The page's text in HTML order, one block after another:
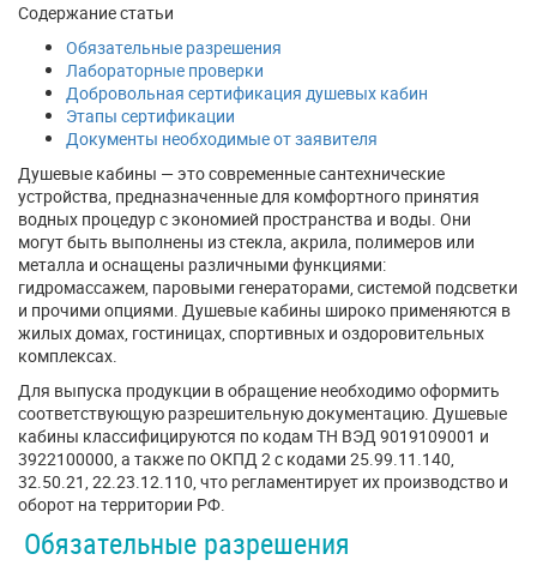
Содержание статьи
Обязательные разрешения
Лабораторные проверки
Добровольная сертификация душевых кабин
Этапы сертификации
Документы необходимые от заявителя
Душевые кабины — это современные сантехнические
устройства, предназначенные для комфортного принятия
водных процедур с экономией пространства и воды. Они
могут быть выполнены из стекла, акрила, полимеров или
металла и оснащены различными функциями:
гидромассажем, паровыми генераторами, системой подсветки
и прочими опциями. Душевые кабины широко применяются в
жилых домах, гостиницах, спортивных и оздоровительных
комплексах.
Для выпуска продукции в обращение необходимо оформить
соответствующую разрешительную документацию. Душевые
кабины классифицируются по кодам ТН ВЭД 9019109001 и
3922100000, а также по ОКПД 2 с кодами 25.99.11.140,
32.50.21, 22.23.12.110, что регламентирует их производство и
оборот на территории РФ.
Обязательные разрешения